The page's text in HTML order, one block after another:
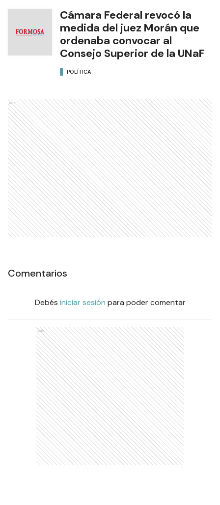
Cámara Federal revocó la
medida del juez Morán que
ordenaba convocar al
Consejo Superior de la UNaF
POLÍTICA
Ads
Comentarios
Debés iniciar sesión para poder comentar
Ads